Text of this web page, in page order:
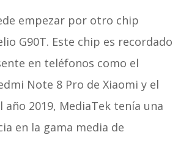
empezar por otro chip
G90T. Este chip es recordado
en teléfonos como el
Note 8 Pro de Xiaomi y el
año 2019, MediaTek tenía una
en la gama media de